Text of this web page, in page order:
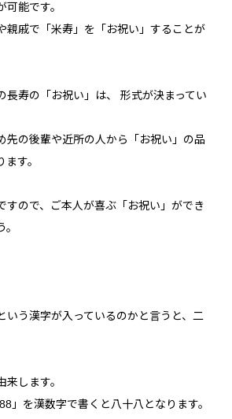
可能です。
親戚で「米寿」を「お祝い」することが
長寿の「お祝い」は、 形式が決まってい
先の後輩や近所の人から「お祝い」の品
す。
すので、ご本人が喜ぶ「お祝い」ができ
いう漢字が入っているのかと言うと、二
来します。
」を漢数字で書くと八十八となります。